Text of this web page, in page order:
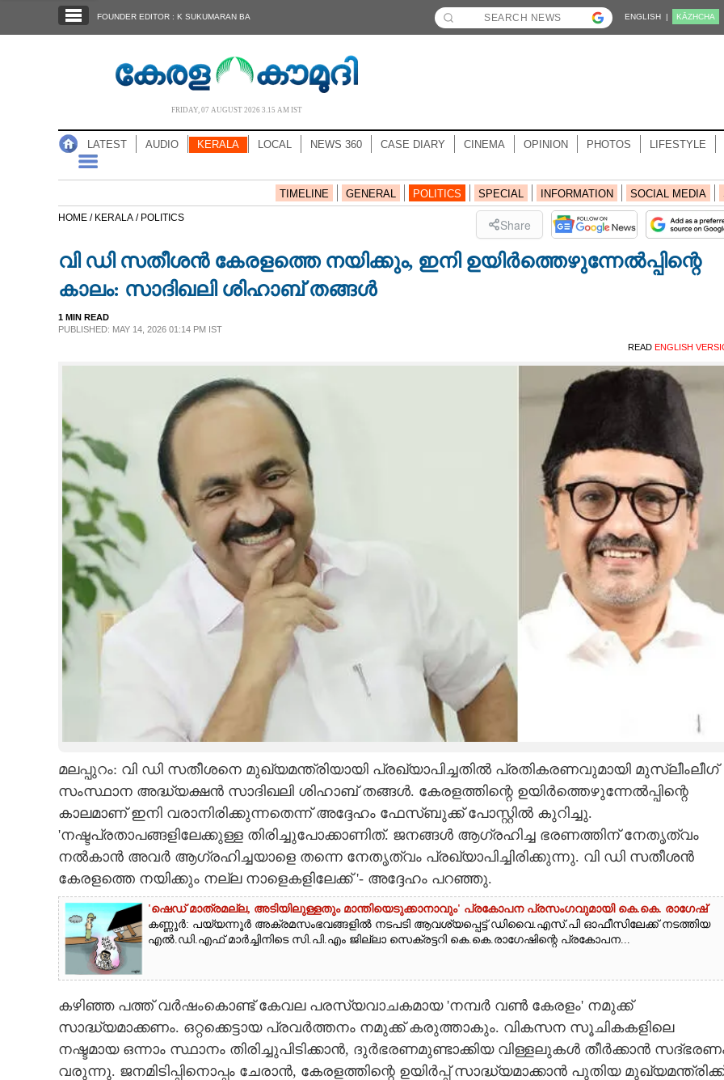
NOTIFIED NEWS
NEWS 360
CASE DIARY
LIFESTYLE
LITERATURE
FOUNDER EDITOR : K SUKUMARAN BA ENGLISH | KĀZHCHA
FRIDAY, 07 AUGUST 2026 3.15 AM IST
LATEST AUDIO KERALA LOCAL NEWS 360 CASE DIARY CINEMA OPINION PHOTOS LIFESTYLE
TIMELINE GENERAL POLITICS SPECIAL INFORMATION SOCIAL MEDIA
HOME / KERALA / POLITICS Share
വി ഡി സതീശൻ കേരളത്തെ നയിക്കും,​ ഇനി ഉയിർ‍ത്തെഴുന്നേൽ‍പ്പിന്റെ
കാലം: സാദിഖലി ശിഹാബ് തങ്ങൾ
1 MIN READ
PUBLISHED: MAY 14, 2026 01:14 PM IST
READ ENGLISH
മലപ്പുറം: വി ഡി സതീശനെ മുഖ്യമന്ത്രിയായി പ്രഖ്യാപിച്ചതിൽ പ്രതികരണവുമായി മുസ്ലീംലീഗ്
സംസ്ഥാന അദ്ധ്യക്ഷൻ സാദിഖലി ശിഹാബ് തങ്ങൾ. കേരളത്തിന്റെ ഉയിർ‍ത്തെഴുന്നേൽ‍പ്പിന്റെ
കാലമാണ് ഇനി വരാനിരിക്കുന്നതെന്ന് അദ്ദേഹം ഫേസ്ബുക്ക് പോസ്റ്റിൽ കുറിച്ചു.
'നഷ്ടപ്രതാപങ്ങളിലേക്കുള്ള തിരിച്ചുപോക്കാണിത്. ജനങ്ങൾ ആഗ്രഹിച്ച ഭരണത്തിന് നേതൃത്വം
നൽകാൻ അവർ ആഗ്രഹിച്ചയാളെ തന്നെ നേതൃത്വം പ്രഖ്യാപിച്ചിരിക്കുന്നു. വി ഡി സതീശൻ
കേരളത്തെ നയിക്കും നല്ല നാളെകളിലേക്ക്'- അദ്ദേഹം പറഞ്ഞു.
'ഷെഡ് മാത്രമല്ല, അടിയിലുള്ളതും മാന്തിയെടുക്കാനാവും' പ്രകോപന പ്രസംഗവുമായി കെ.കെ. രാഗേഷ്
കണ്ണൂർ: പയ്യന്നൂർ അക്രമസംഭവങ്ങളിൽ നടപടി ആവശ്യപ്പെട്ട് ഡിവൈ.എസ്.പി ഓഫീസിലേക്ക് നടത്തിയ
എൽ.ഡി.എഫ് മാർച്ചിനിടെ സി.പി.എം ജില്ലാ സെക്രട്ടറി കെ.കെ.രാഗേഷിന്റെ പ്രകോപന...
കഴിഞ്ഞ പത്ത് വർഷംകൊണ്ട് കേവല പരസ്യവാചകമായ 'നമ്പർ വൺ കേരളം' നമുക്ക്
സാദ്ധ്യമാക്കണം. ഒറ്റക്കെട്ടായ പ്രവർത്തനം നമുക്ക് കരുത്താകും. വികസന സൂചികകളിലെ
നഷ്ടമായ ഒന്നാം സ്ഥാനം തിരിച്ചുപിടിക്കാൻ, ദുർഭരണമുണ്ടാക്കിയ വിള്ളലുകൾ തീർക്കാൻ
വരുന്നു. ജനമിടിപ്പിനൊപ്പം ചേരാൻ, കേരളത്തിന്റെ ഉയിർപ്പ് സാദ്ധ്യമാക്കാൻ പുതിയ മുഖ്യമന്ത്രിക്ക്